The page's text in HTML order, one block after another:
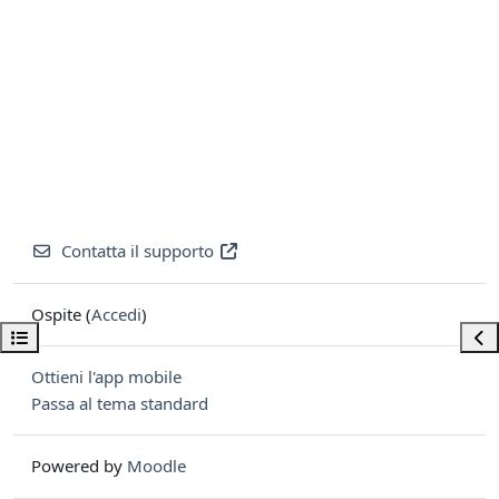
Apri indice del corso
Contatta il supporto
Ospite (Accedi)
Ottieni l'app mobile
Passa al tema standard
Powered by Moodle